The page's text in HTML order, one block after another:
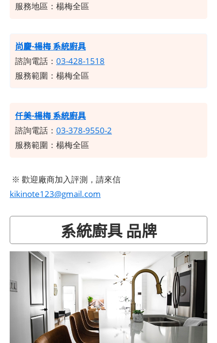
服務地區：楊梅全區
尚慶-楊梅 系統廚具
諮詢電話： 03-428-1518
服務範圍：楊梅全區
仟美-楊梅 系統廚具
諮詢電話： 03-378-9550-2
服務範圍：楊梅全區
※ 歡迎廠商加入評測，請來信
kikinote123@gmail.com
系統廚具 品牌